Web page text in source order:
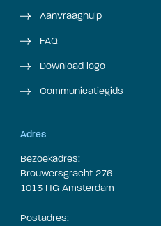
Aanvraaghulp
FAQ
Download logo
Communicatiegids
Adres
Bezoekadres:
Brouwersgracht 276
1013 HG Amsterdam
Postadres: